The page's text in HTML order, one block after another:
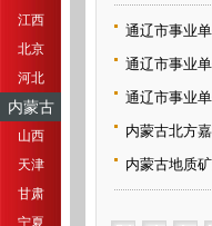
江西
北京
河北
内蒙古
山西
天津
甘肃
宁夏
通辽市事业
通辽市事业
通辽市事业
内蒙古北方
内蒙古地质